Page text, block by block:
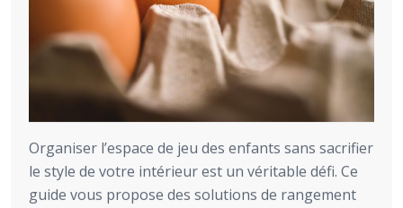
Organiser l’espace de jeu des enfants sans sacrifier
le style de votre intérieur est un véritable défi. Ce
guide vous propose des solutions de rangement